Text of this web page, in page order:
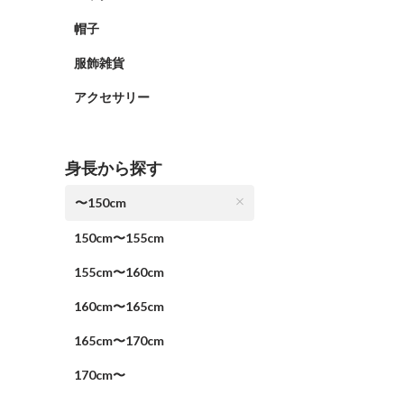
帽子
服飾雑貨
アクセサリー
身長から探す
〜150cm
150cm〜155cm
155cm〜160cm
160cm〜165cm
165cm〜170cm
170cm〜